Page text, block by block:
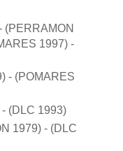
(PERRAMON
1997) -
- (POMARES
(DLC 1993)
1979) - (DLC